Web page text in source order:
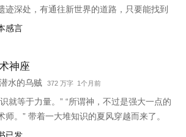
迹深处，有通往新世界的道路，只要能找到
独特的钥匙，打开那扇门，就能进入新世
感言
神座
水的乌贼 372 万字 1个月前
就等于力量。” “所谓神，不过是强大一点的
师。” 带着一大堆知识的夏风穿越而来了。